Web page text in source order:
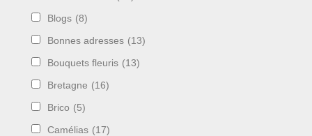
Blogs (8)
Bonnes adresses (13)
Bouquets fleuris (13)
Bretagne (16)
Brico (5)
Camélias (17)